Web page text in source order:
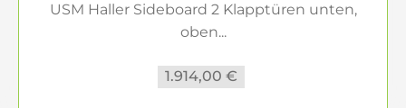
USM Haller Sideboard 2 Klapptüren unten,
oben...
1.914,00 €